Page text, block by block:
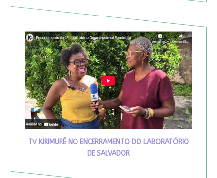
TV KIRIMURÊ NO ENCERRAMENTO DO LABORATÓRIO
DE SALVADOR